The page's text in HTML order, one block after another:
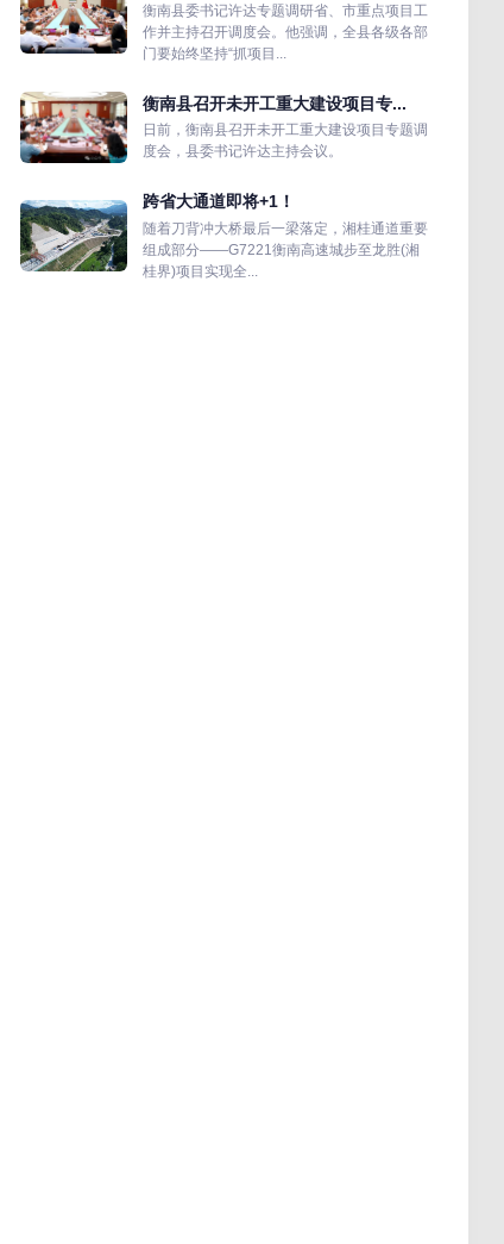
衡南县委书记许达专题调研省、市重点项目工
作并主持召开调度会。他强调，全县各级各部
门要始终坚持“抓项目...
衡南县召开未开工重大建设项目专...
日前，衡南县召开未开工重大建设项目专题调
度会，县委书记许达主持会议。
跨省大通道即将+1！
随着刀背冲大桥最后一梁落定，湘桂通道重要
组成部分——G7221衡南高速城步至龙胜(湘
桂界)项目实现全...